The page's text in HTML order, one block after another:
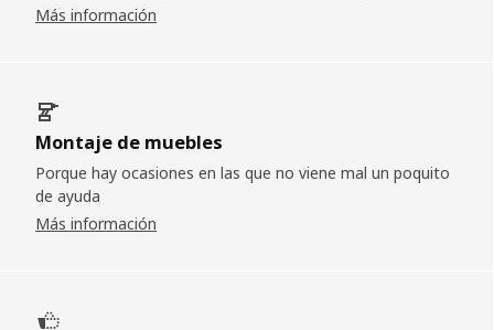
Más información
Montaje de muebles
Porque hay ocasiones en las que no viene mal un poquito
de ayuda
Más información